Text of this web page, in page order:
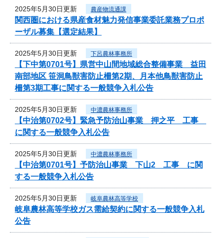
2025年5月30日更新 農産物流通課
関西圏における県産食材魅力発信事業委託業務プロポ
ーザル募集【選定結果】
2025年5月30日更新 下呂農林事務所
【下中第0701号】県営中山間地域総合整備事業 益田
南部地区 笹洞鳥獣害防止柵第2期、月本他鳥獣害防止
柵第3期工事に関する一般競争入札公告
2025年5月30日更新 中濃農林事務所
【中治第0702号】緊急予防治山事業 押之平 工事
に関する一般競争入札公告
2025年5月30日更新 中濃農林事務所
【中治第0701号】予防治山事業 下山2 工事 に関
する一般競争入札公告
2025年5月30日更新 岐阜農林高等学校
岐阜農林高等学校ガス需給契約に関する一般競争入札
公告